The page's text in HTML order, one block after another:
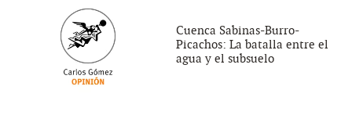
Cuenca Sabinas-Burro-
Picachos: La batalla entre el
agua y el subsuelo